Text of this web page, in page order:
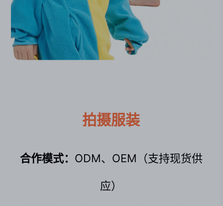
拍摄服装
合作模式： ODM、OEM（支持现货供
应）